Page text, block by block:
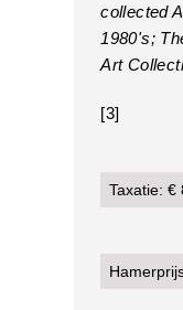
collected
1980's;
Art
[3]
Taxatie: €